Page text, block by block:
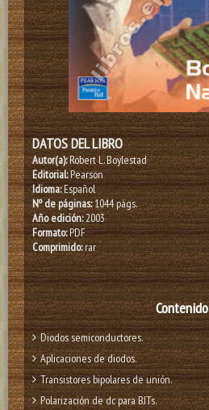
DATOS DEL LIBRO
Autor(a):Robert L. Boylestad
Editorial:Pearson
Idioma:Español
Nº de páginas:1044 págs.
Año edición:2003
Formato:PDF
Comprimido:rar
Contenido
Diodos semiconductores.
Aplicaciones de diodos.
Transistores bipolares de unión.
Polarización de dc para BJTs.